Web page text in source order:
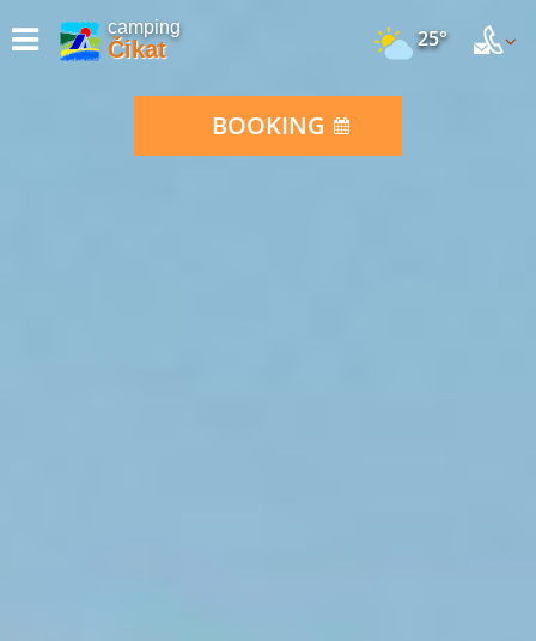
camping
Čikat 25°
BOOKING